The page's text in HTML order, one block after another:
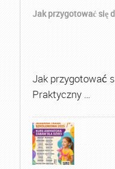
Jak przygotować się
Jak przygotować
Praktyczny …